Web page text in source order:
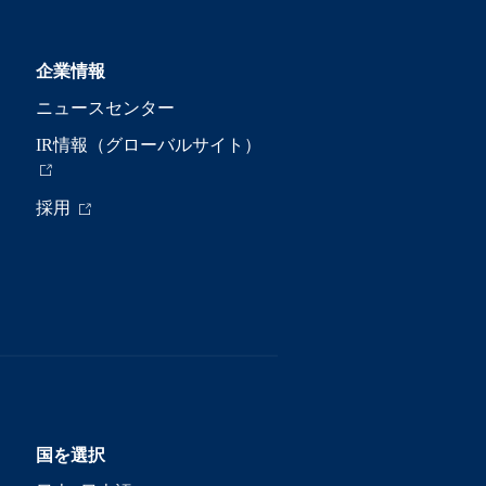
企業情報
ニュースセンター
IR情報（グローバルサイト）
採用
国を選択